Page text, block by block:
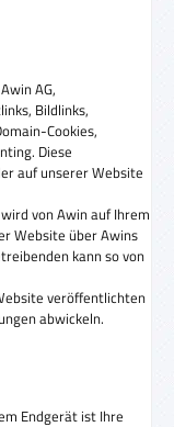
AG,
Bildlinks,
Cookies,
Diese
auf unserer Website
von Awin auf Ihrem
Website über Awins
kann so von
veröffentlichten
abwickeln.
Endgerät ist Ihre